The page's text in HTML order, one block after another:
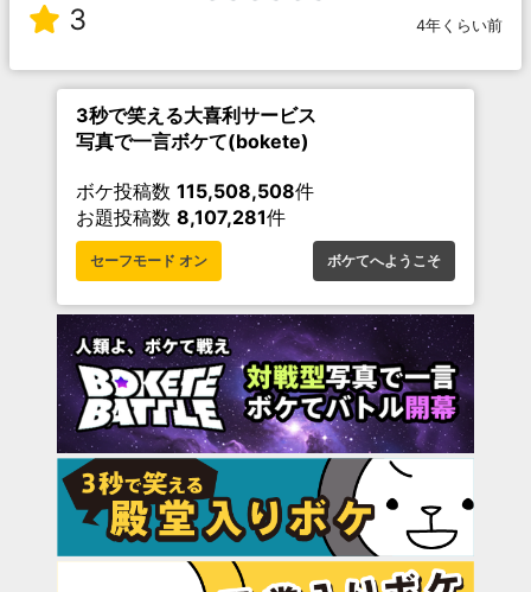
3 4年くらい前
3秒で笑える大喜利サービス
写真で一言ボケて(bokete)
ボケ投稿数 115,508,508件
お題投稿数 8,107,281件
セーフモード オン ボケてへようこそ